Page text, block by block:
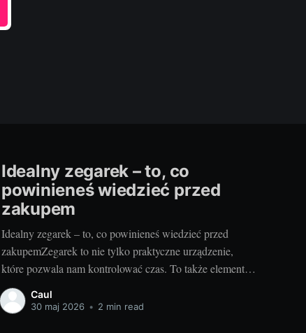
Idealny zegarek – to, co
powinieneś wiedzieć przed
zakupem
Idealny zegarek – to, co powinieneś wiedzieć przed
zakupemZegarek to nie tylko praktyczne urządzenie,
które pozwala nam kontrolować czas. To także element
stylizacji, który może podkreślać naszą osobowość i
dodawać klasy. Aby jednak wybrać idealny model, warto
Caul
30 maj 2026 • 2 min read